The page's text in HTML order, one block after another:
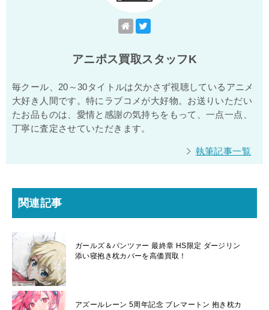
アニポス買取スタッフK
毎クール、20～30タイトルは欠かさず視聴しているアニメ
大好き人間です。特にラブコメが大好物。お送りいただい
たお品ものは、愛情と感謝の気持ちをもって、一点一点、
丁寧に査定させていただきます。
執筆記事一覧
関連記事
ガールズ＆パンツァー 最終章 HS限定 ダージリン
添い寝抱き枕カバーを高価買取！
アズールレーン 5周年記念 ブレマートン 抱き枕カ